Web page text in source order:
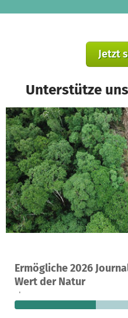
Jetzt
Unterstütze
Ermögliche 2026
Wert der Natur
Ein Projekt in Berlin,
4